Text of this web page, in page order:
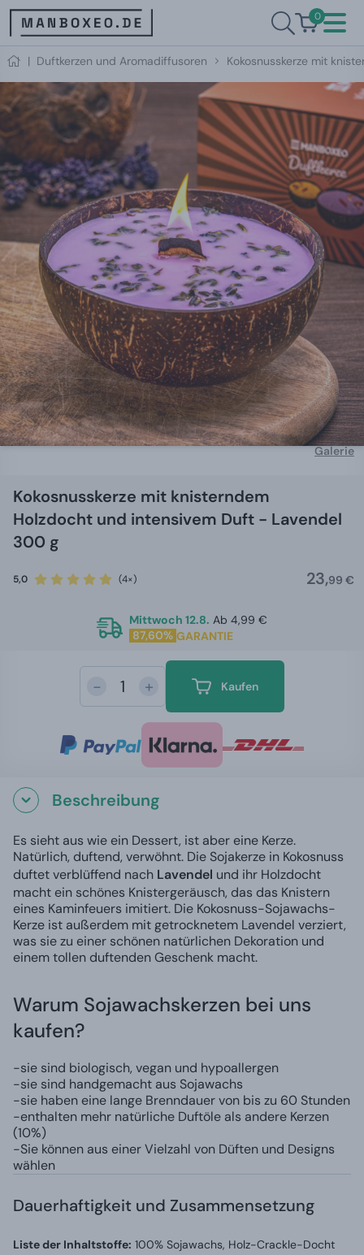
0
| Duftkerzen und Aromadiffusoren Kokosnusskerze mit
Galerie
Kokosnusskerze mit knisterndem
Holzdocht und intensivem Duft - Lavendel
300 g
5,0 (4×) 23,99 €
Mittwoch 12.8. Ab 4,99 €
87,60% GARANTIE
- + Kaufen
Beschreibung
Es sieht aus wie ein Dessert, ist aber eine Kerze.
Natürlich, duftend, verwöhnt. Die Sojakerze in Kokosnuss
duftet verblüffend nach Lavendel und ihr Holzdocht
macht ein schönes Knistergeräusch, das das Knistern
eines Kaminfeuers imitiert. Die Kokosnuss-Sojawachs-
Kerze ist außerdem mit getrocknetem Lavendel verziert,
was sie zu einer schönen natürlichen Dekoration und
einem tollen duftenden Geschenk macht.
Warum Sojawachskerzen bei uns
kaufen?
-sie sind biologisch, vegan und hypoallergen
-sie sind handgemacht aus Sojawachs
-sie haben eine lange Brenndauer von bis zu 60 Stunden
-enthalten mehr natürliche Duftöle als andere Kerzen
(10%)
-Sie können aus einer Vielzahl von Düften und Designs
wählen
Dauerhaftigkeit und Zusammensetzung
Liste der Inhaltstoffe: 100% Sojawachs, Holz-Crackle-Docht